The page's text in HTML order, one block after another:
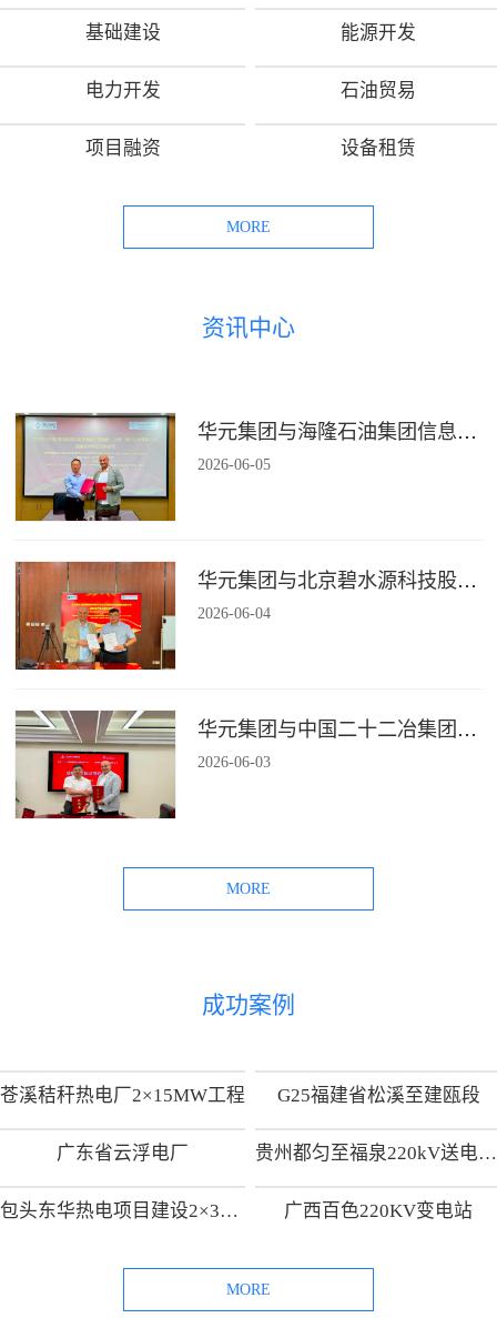
基础建设 能源开发
电力开发 石油贸易
项目融资 设备租赁
MORE
资讯中心
华元集团与海隆石油集团信息技术有限公司签署战略合作协议
2026-06-05
华元集团与北京碧水源科技股份有限公司签署战略合作协议
2026-06-04
华元集团与中国二十二冶集团有限公司装配式建筑分公司签署战略合作协议
2026-06-03
MORE
成功案例
苍溪秸秆热电厂2×15MW工程 G25福建省松溪至建瓯段
广东省云浮电厂 贵州都匀至福泉220kV送电线路工程
包头东华热电项目建设2×300MW热电供热机组项目 广西百色220KV变电站
MORE